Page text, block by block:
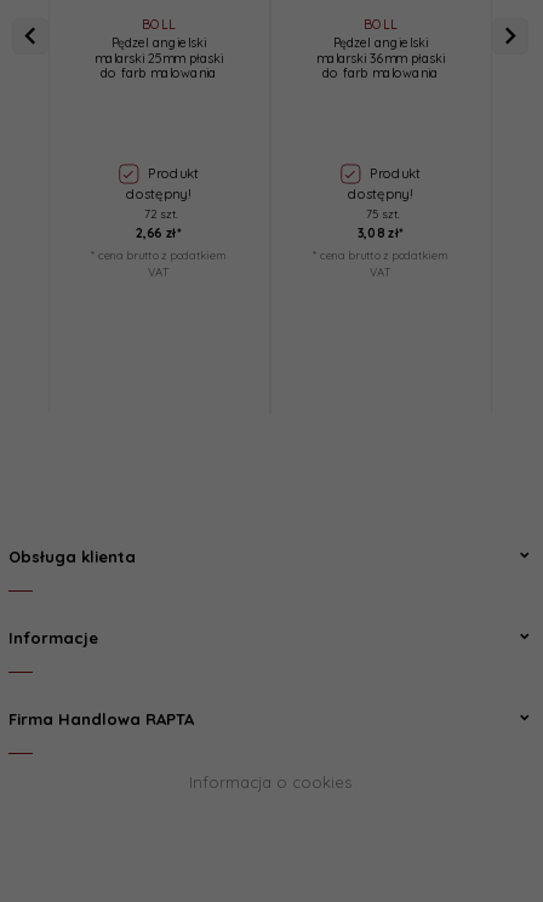
BOLL
Pędzel angielski
malarski 25mm płaski
do farb malowania
Produkt
dostępny!
72 szt.
2, 66 zł*
* cena brutto z podatkiem
VAT
BOLL
Pędzel angielski
malarski 36mm płaski
do farb malowania
Produkt
dostępny!
75 szt.
3, 08 zł*
* cena brutto z podatkiem
VAT
Obsługa klienta
Informacje
Firma Handlowa RAPTA
Informacja o cookies